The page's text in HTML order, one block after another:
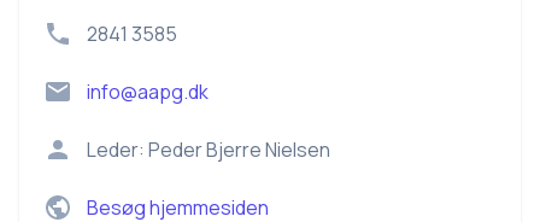
2841 3585
info@aapg.dk
Leder: Peder Bjerre Nielsen
Besøg hjemmesiden